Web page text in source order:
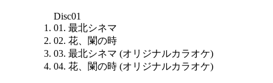
Disc01
01. 最北シネマ
02. 花、闌の時
03. 最北シネマ (オリジナルカラオケ)
04. 花、闌の時 (オリジナルカラオケ)